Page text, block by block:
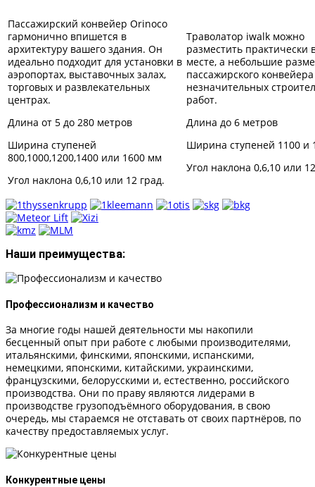
Пассажирский конвейер Orinoco
гармонично впишется в
архитектуру вашего здания. Он
идеально подходит для установки в
аэропортах, выставочных залах,
торговых и развлекательных
центрах.
Длина от 5 до 280 метров
Ширина ступеней
800,1000,1200,1400 или 1600 мм
Угол наклона 0,6,10 или 12 град.
Траволатор iwalk можно
разместить практически
месте, а небольшие
пассажирского
незначительных
работ.
Длина до 6 метров
Ширина ступеней 1100 и
Угол наклона 0,6,10 или
Наши преимущества:
Профессионализм и качество
За многие годы нашей деятельности мы накопили
бесценный опыт при работе с любыми производителями,
итальянскими, финскими, японскими, испанскими,
немецкими, японскими, китайскими, украинскими,
французскими, белорусскими и, естественно, российского
производства. Они по праву являются лидерами в
производстве грузоподъёмного оборудования, в свою
очередь, мы стараемся не отставать от своих партнёров, по
качеству предоставляемых услуг.
Конкурентные цены